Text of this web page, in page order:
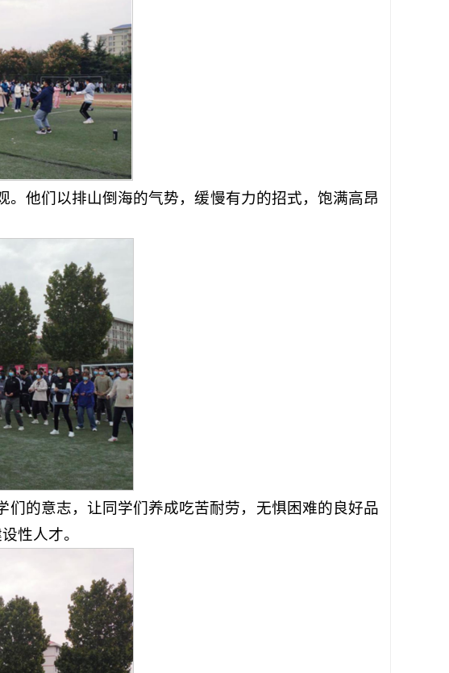
。他们以排山倒海的气势，缓慢有力的招式，饱满高昂
的意志，让同学们养成吃苦耐劳，无惧困难的良好品
性人才。